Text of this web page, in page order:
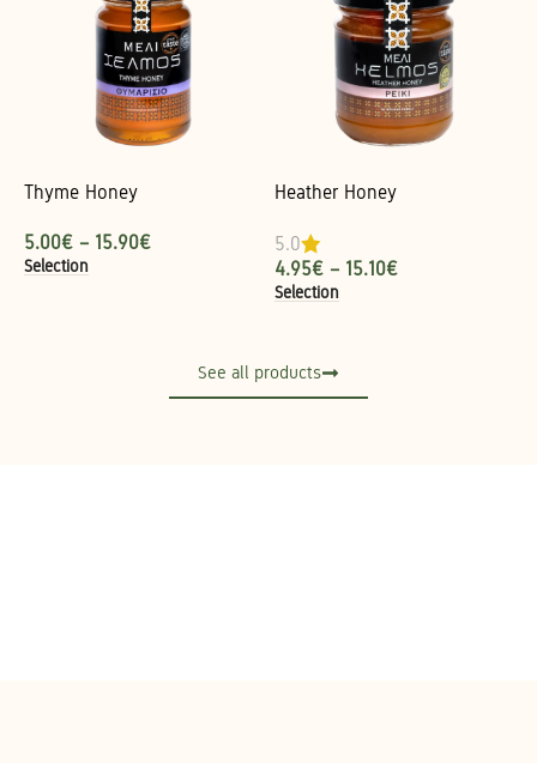
Thyme Honey
5.00€ – 15.90€
Selection
Heather Honey
5.0
4.95€ – 15.10€
Selection
See all products